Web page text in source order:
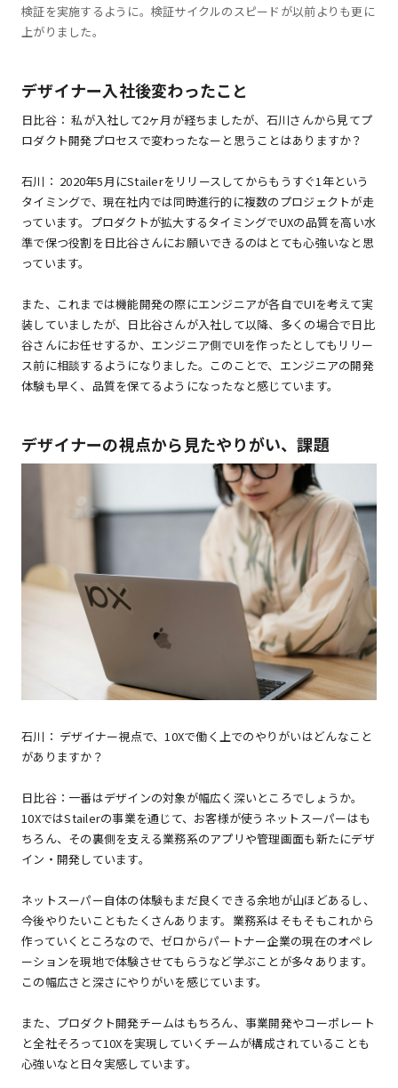
検証を実施するように。検証サイクルのスピードが以前よりも更に
上がりました。
デザイナー入社後変わったこと
日比谷： 私が入社して2ヶ月が経ちましたが、石川さんから見てプ
ロダクト開発プロセスで変わったなーと思うことはありますか？
石川： 2020年5月にStailerをリリースしてからもうすぐ1年という
タイミングで、現在社内では同時進行的に複数のプロジェクトが走
っています。プロダクトが拡大するタイミングでUXの品質を高い水
準で保つ役割を日比谷さんにお願いできるのはとても心強いなと思
っています。
また、これまでは機能開発の際にエンジニアが各自でUIを考えて実
装していましたが、日比谷さんが入社して以降、多くの場合で日比
谷さんにお任せするか、エンジニア側でUIを作ったとしてもリリー
ス前に相談するようになりました。このことで、エンジニアの開発
体験も早く、品質を保てるようになったなと感じています。
デザイナーの視点から見たやりがい、課題
石川： デザイナー視点で、10Xで働く上でのやりがいはどんなこと
がありますか？
日比谷：一番はデザインの対象が幅広く深いところでしょうか。
10XではStailerの事業を通じて、お客様が使うネットスーパーはも
ちろん、その裏側を支える業務系のアプリや管理画面も新たにデザ
イン・開発しています。
ネットスーパー自体の体験もまだ良くできる余地が山ほどあるし、
今後やりたいこともたくさんあります。業務系はそもそもこれから
作っていくところなので、ゼロからパートナー企業の現在のオペレ
ーションを現地で体験させてもらうなど学ぶことが多々あります。
この幅広さと深さにやりがいを感じています。
また、プロダクト開発チームはもちろん、事業開発やコーポレート
と全社そろって10Xを実現していくチームが構成されていることも
心強いなと日々実感しています。